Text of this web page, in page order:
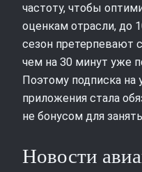
частоту, чтобы
оценкам отрасли, до
сезон претерпевают
чем на 30 минут уже
Поэтому подписка на
приложения стала
не бонусом для
Новости